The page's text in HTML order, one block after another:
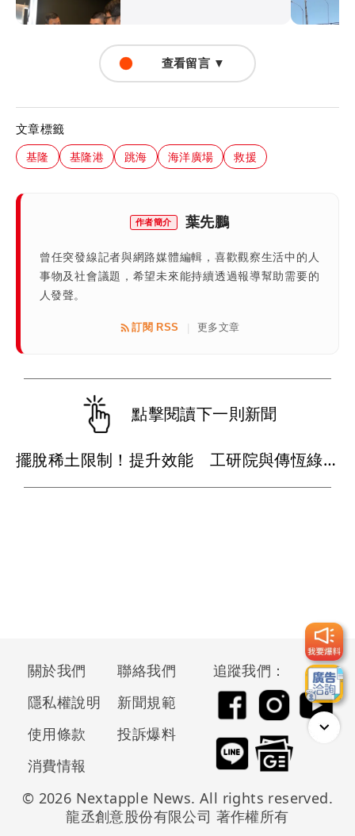
查看留言 ▼
文章標籤
基隆 基隆港 跳海 海洋廣場 救援
作者簡介 葉先鵬
曾任突發線記者與網路媒體編輯，喜歡觀察生活中的人
事物及社會議題，希望未來能持續透過報導幫助需要的
人發聲。
訂閱 RSS 更多文章
點擊閱讀下一則新聞
擺脫稀土限制！提升效能 工研院與傳恆綠能、聯昌電子推出高效EC風扇
關於我們
聯絡我們
隱私權說明
新聞規範
使用條款
投訴爆料
消費情報
追蹤我們：
© 2026 Nextapple News. All rights reserved.
龍丞創意股份有限公司 著作權所有